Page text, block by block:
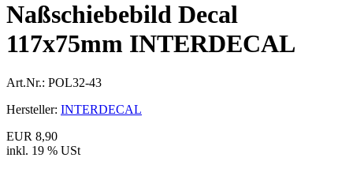
Naßschiebebild Decal
117x75mm INTERDECAL
Art.Nr.: POL32-43
Hersteller: INTERDECAL
EUR 8,90
inkl. 19 % USt